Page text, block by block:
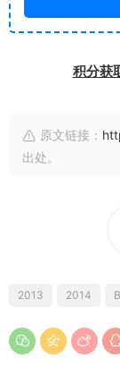
积分获
原文链接：
出处。
2013 2014